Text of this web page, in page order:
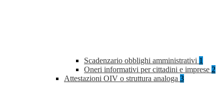
Scadenzario obblighi amministrativi 1
Oneri informativi per cittadini e imprese 2
Attestazioni OIV o struttura analoga 3